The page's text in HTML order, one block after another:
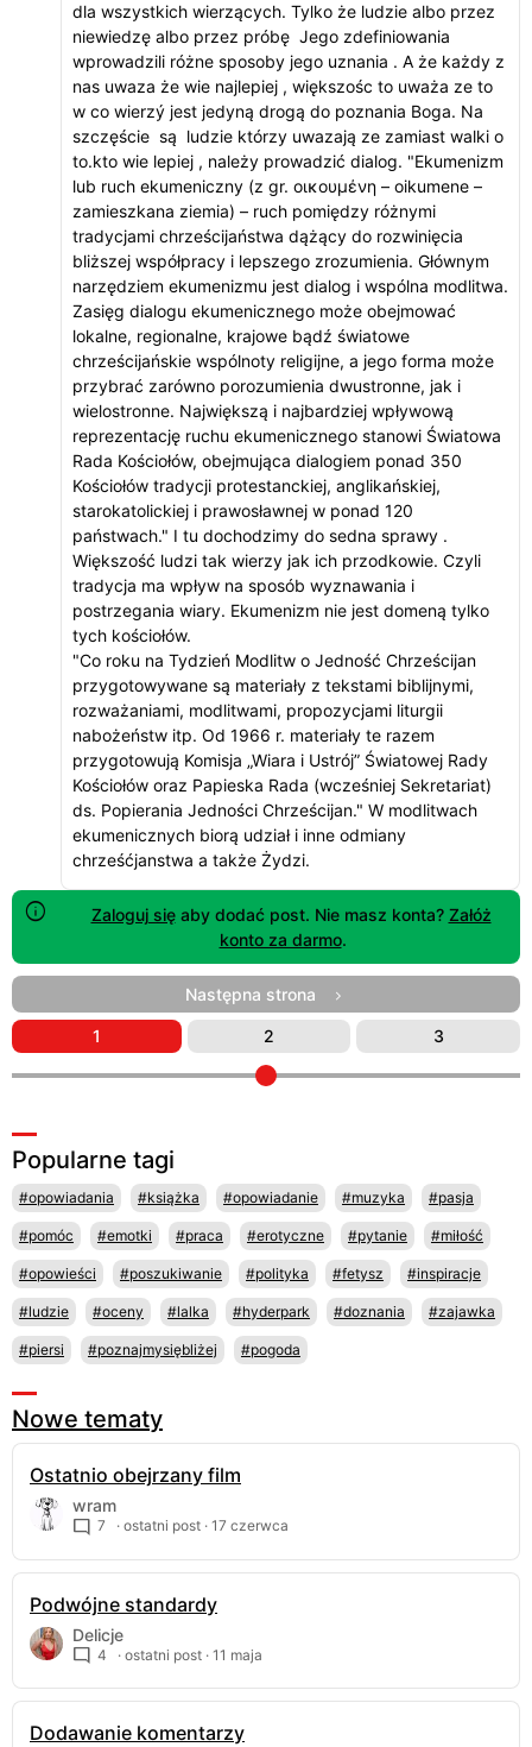
dla wszystkich wierzących. Tylko że ludzie albo przez
niewiedzę albo przez próbę Jego zdefiniowania
wprowadzili różne sposoby jego uznania . A że każdy z
nas uwaza że wie najlepiej , większośc to uważa ze to
w co wierzý jest jedyną drogą do poznania Boga. Na
szczęście są ludzie którzy uwazają ze zamiast walki o
to.kto wie lepiej , należy prowadzić dialog. "Ekumenizm
lub ruch ekumeniczny (z gr. οικουμένη – oikumene –
zamieszkana ziemia) – ruch pomiędzy różnymi
tradycjami chrześcijaństwa dążący do rozwinięcia
bliższej współpracy i lepszego zrozumienia. Głównym
narzędziem ekumenizmu jest dialog i wspólna modlitwa.
Zasięg dialogu ekumenicznego może obejmować
lokalne, regionalne, krajowe bądź światowe
chrześcijańskie wspólnoty religijne, a jego forma może
przybrać zarówno porozumienia dwustronne, jak i
wielostronne. Największą i najbardziej wpływową
reprezentację ruchu ekumenicznego stanowi Światowa
Rada Kościołów, obejmująca dialogiem ponad 350
Kościołów tradycji protestanckiej, anglikańskiej,
starokatolickiej i prawosławnej w ponad 120
państwach." I tu dochodzimy do sedna sprawy .
Większość ludzi tak wierzy jak ich przodkowie. Czyli
tradycja ma wpływ na sposób wyznawania i
postrzegania wiary. Ekumenizm nie jest domeną tylko
tych kościołów.
"Co roku na Tydzień Modlitw o Jedność Chrześcijan
przygotowywane są materiały z tekstami biblijnymi,
rozważaniami, modlitwami, propozycjami liturgii
nabożeństw itp. Od 1966 r. materiały te razem
przygotowują Komisja „Wiara i Ustrój” Światowej Rady
Kościołów oraz Papieska Rada (wcześniej Sekretariat)
ds. Popierania Jedności Chrześcijan." W modlitwach
ekumenicznych biorą udział i inne odmiany
chrześćjanstwa a także Żydzi.
Zaloguj sięaby dodać post. Nie masz konta? Załóż
konto za darmo.
Następna strona
1 2 3
Popularne tagi
#opowiadania #książka #opowiadanie #muzyka #pasja
#pomóc #emotki #praca #erotyczne #pytanie #miłość
#opowieści #poszukiwanie #polityka #fetysz #inspiracje
#ludzie #oceny #lalka #hyderpark #doznania #zajawka
#piersi #poznajmysiębliżej #pogoda
Nowe tematy
Ostatnio obejrzany film
wram
7 · ostatni post · 17 czerwca
Podwójne standardy
Delicje
4 · ostatni post · 11 maja
Dodawanie komentarzy